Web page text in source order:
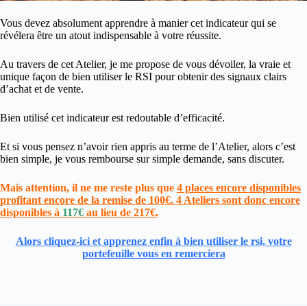
Vous devez absolument apprendre à manier cet indicateur qui se
révélera être un atout indispensable à votre réussite.
Au travers de cet Atelier, je me propose de vous dévoiler, la vraie et
unique façon de bien utiliser le RSI pour obtenir des signaux clairs
d’achat et de vente.
Bien utilisé cet indicateur est redoutable d’efficacité.
Et si vous pensez n’avoir rien appris au terme de l’Atelier, alors c’est
bien simple, je vous rembourse sur simple demande, sans discuter.
Mais attention, il ne me reste plus que 4 places encore disponibles
profitant encore de la remise de 100€. 4 Ateliers sont donc encore
disponibles à 117€ au lieu de 217€.
Alors cliquez-ici et apprenez enfin à bien utiliser le rsi, votre
portefeuille vous en remerciera